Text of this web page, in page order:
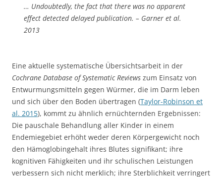
… Undoubtedly, the fact that there was no apparent
effect detected delayed publication. – Garner et al.
2013
Eine aktuelle systematische Übersichtsarbeit in der
Cochrane Database of Systematic Reviews zum Einsatz von
Entwurmungsmitteln gegen Würmer, die im Darm leben
und sich über den Boden übertragen (Taylor-Robinson et
al. 2015), kommt zu ähnlich ernüchternden Ergebnissen:
Die pauschale Behandlung aller Kinder in einem
Endemiegebiet erhöht weder deren Körpergewicht noch
den Hämoglobingehalt ihres Blutes signifikant; ihre
kognitiven Fähigkeiten und ihr schulischen Leistungen
verbessern sich nicht merklich; ihre Sterblichkeit verringert